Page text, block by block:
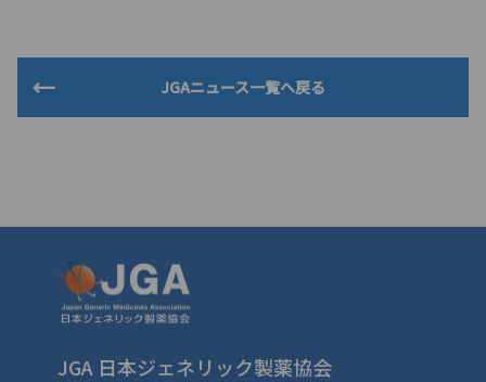
JGAニュース一覧へ戻る
JGA 日本ジェネリック製薬協会